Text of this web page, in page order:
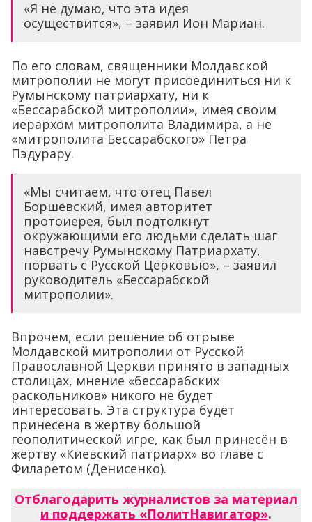
«Я не думаю, что эта идея
осуществится», – заявил Ион Мариан.
По его словам, священники Молдавской
митрополии не могут присоединиться ни к
Румынскому патриархату, ни к
«Бессарабской митрополии», имея своим
иерархом митрополита Владимира, а не
«митрополита Бессарабского» Петра
Пэдурару.
«Мы считаем, что отец Павел
Боршевский, имея авторитет
протоиерея, был подтолкнут
окружающими его людьми сделать шаг
навстречу Румынскому Патриархату,
порвать с Русской Церковью», – заявил
руководитель «Бессарабской
митрополии».
Впрочем, если решение об отрыве
Молдавской митрополии от Русской
Православной Церкви принято в западных
столицах, мнение «бессарабских
раскольников» никого не будет
интересовать. Эта структура будет
принесена в жертву большой
геополитической игре, как был принесён в
жертву «Киевский патриарх» во главе с
Филаретом (Денисенко).
Отблагодарить журналистов за материал
и поддержать «ПолитНавигатор».